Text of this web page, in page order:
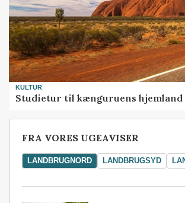
KULTUR
Studietur til kænguruens hjemland
FRA VORES UGEAVISER
LANDBRUGNORD LANDBRUGSYD